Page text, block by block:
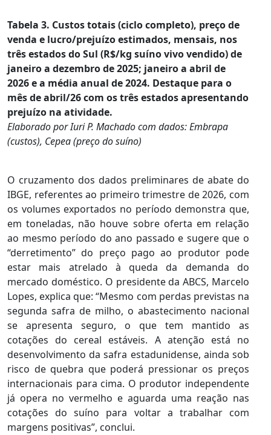
Tabela 3. Custos totais (ciclo completo), preço de
venda e lucro/prejuízo estimados, mensais, nos
três estados do Sul (R$/kg suíno vivo vendido) de
janeiro a dezembro de 2025; janeiro a abril de
2026 e a média anual de 2024. Destaque para o
mês de abril/26 com os três estados apresentando
prejuízo na atividade.
Elaborado por Iuri P. Machado com dados: Embrapa
(custos), Cepea (preço do suíno)
O cruzamento dos dados preliminares de abate do
IBGE, referentes ao primeiro trimestre de 2026, com
os volumes exportados no período demonstra que,
em toneladas, não houve sobre oferta em relação
ao mesmo período do ano passado e sugere que o
“derretimento” do preço pago ao produtor pode
estar mais atrelado à queda da demanda do
mercado doméstico. O presidente da ABCS, Marcelo
Lopes, explica que: “Mesmo com perdas previstas na
segunda safra de milho, o abastecimento nacional
se apresenta seguro, o que tem mantido as
cotações do cereal estáveis. A atenção está no
desenvolvimento da safra estadunidense, ainda sob
risco de quebra que poderá pressionar os preços
internacionais para cima. O produtor independente
já opera no vermelho e aguarda uma reação nas
cotações do suíno para voltar a trabalhar com
margens positivas”, conclui.